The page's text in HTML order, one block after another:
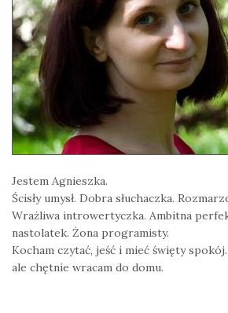
Jestem Agnieszka.
Ścisły umysł. Dobra słuchaczka.
Wrażliwa introwertyczka. Ambitna
nastolatek. Żona programisty.
Kocham czytać, jeść i mieć święty
ale chętnie wracam do domu.